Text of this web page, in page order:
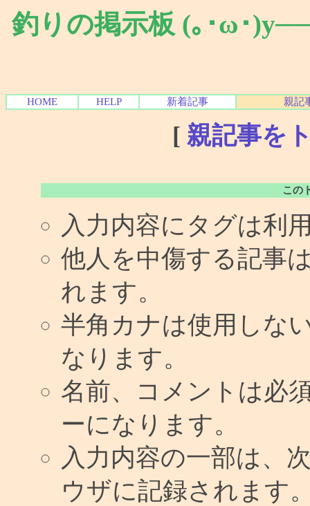
釣りの掲示板 (｡･ω･
HOME HELP 新着記事 親記
[ 親記事を
この
入力内容にタグは利
他人を中傷する記事
れます。
半角カナは使用しな
なります。
名前、コメントは必
ーになります。
入力内容の一部は、
ウザに記録されます